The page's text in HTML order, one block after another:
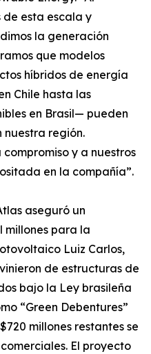
esta escala y
la generación
que modelos
híbridos de energía
Chile hasta las
en Brasil— pueden
nuestra región.
y a nuestros
en la compañía”.
aseguró un
millones para la
Luiz Carlos,
de estructuras de
bajo la Ley brasileña
“Green Debentures”
millones restantes se
El proyecto